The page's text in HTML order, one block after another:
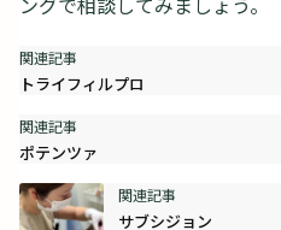
トライフィルプロ
ポテンツァ
サブシジョン